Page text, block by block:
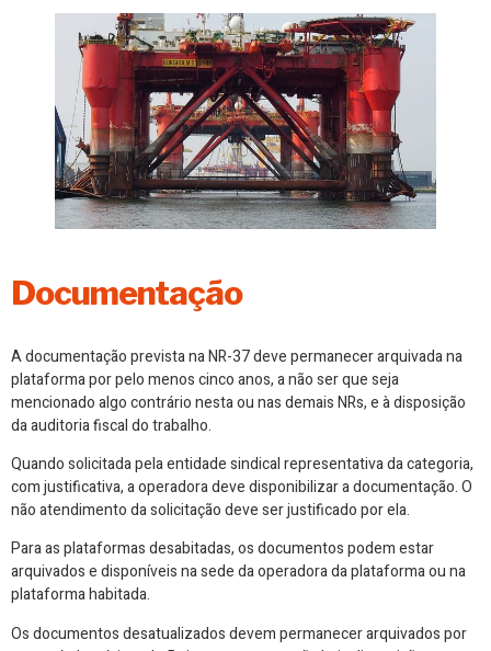
Documentação
A documentação prevista na NR-37 deve permanecer arquivada na
plataforma por pelo menos cinco anos, a não ser que seja
mencionado algo contrário nesta ou nas demais NRs, e à disposição
da auditoria fiscal do trabalho.
Quando solicitada pela entidade sindical representativa da categoria,
com justificativa, a operadora deve disponibilizar a documentação. O
não atendimento da solicitação deve ser justificado por ela.
Para as plataformas desabitadas, os documentos podem estar
arquivados e disponíveis na sede da operadora da plataforma ou na
plataforma habitada.
Os documentos desatualizados devem permanecer arquivados por